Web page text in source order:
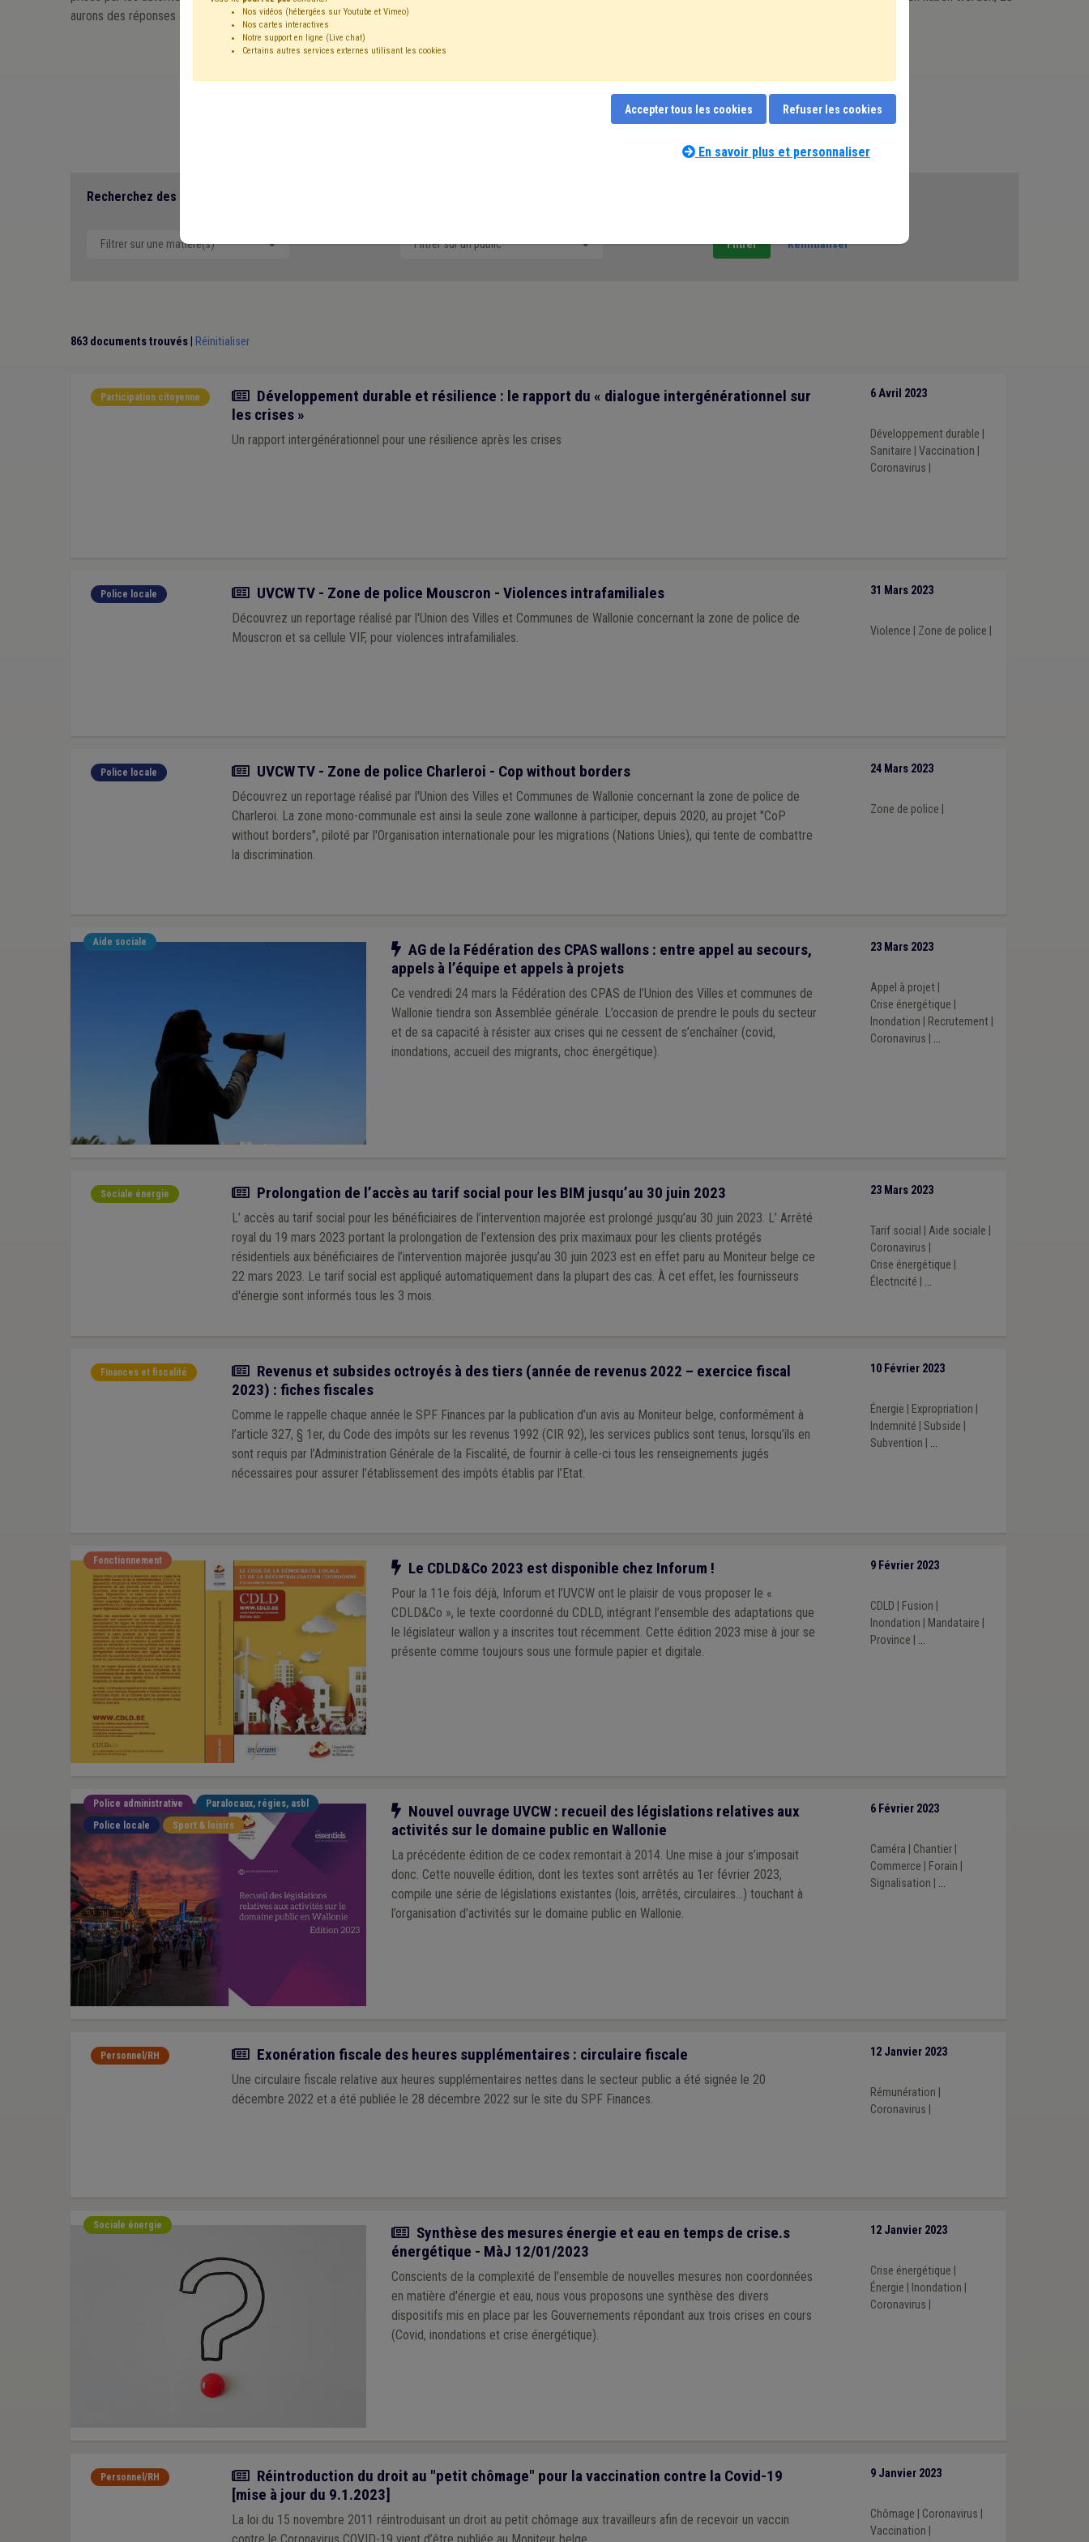
aurons des réponses à relayer.
Je m'abonne
Recherchez des contenus en lien avec le COVID-19 que nous mettons en ligne suite aux mesures prises durant cette période.
Filtrer sur une matière(s) Filtrer sur un public Réinitialiser
863 documents trouvés Réinitialiser
Participation citoyenne Actualité
Développement durable et résilience : le rapport du « dialogue intergénérationnel sur
les crises »
Un rapport intergénérationnel pour une résilience après les crises
6 Avril 2023
Développement durable
Sanitaire Vaccination
Coronavirus
Police locale Actualité
UVCW TV - Zone de police Mouscron - Violences intrafamiliales
Découvrez un reportage réalisé par l'Union des Villes et Communes de Wallonie concernant la zone de police de
Mouscron et sa cellule VIF, pour violences intrafamiliales.
31 Mars 2023
Violence Zone de police
Police locale Actualité
UVCW TV - Zone de police Charleroi - Cop without borders
Découvrez un reportage réalisé par l'Union des Villes et Communes de Wallonie concernant la zone de police de
Charleroi. La zone mono-communale est ainsi la seule zone wallonne à participer, depuis 2020, au projet "CoP
without borders", piloté par l'Organisation internationale pour les migrations (Nations Unies), qui tente de combattre
la discrimination.
24 Mars 2023
Zone de police
Aide sociale Notre action
AG de la Fédération des CPAS wallons : entre appel au secours,
appels à l’équipe et appels à projets
Ce vendredi 24 mars la Fédération des CPAS de l’Union des Villes et communes de
Wallonie tiendra son Assemblée générale. L’occasion de prendre le pouls du secteur
et de sa capacité à résister aux crises qui ne cessent de s’enchaîner (covid,
inondations, accueil des migrants, choc énergétique).
23 Mars 2023
Appel à projet|
Crise énergétique
Inondation
Recrutement|
Coronavirus
...
Sociale énergie Actualité
Prolongation de l’accès au tarif social pour les BIM jusqu’au 30 juin 2023
L’ accès au tarif social pour les bénéficiaires de l’intervention majorée est prolongé jusqu’au 30 juin 2023. L’ Arrêté
royal du 19 mars 2023 portant la prolongation de l’extension des prix maximaux pour les clients protégés
résidentiels aux bénéficiaires de l’intervention majorée jusqu’au 30 juin 2023 est en effet paru au Moniteur belge ce
22 mars 2023. Le tarif social est appliqué automatiquement dans la plupart des cas. À cet effet, les fournisseurs
d'énergie sont informés tous les 3 mois.
23 Mars 2023
Tarif social Aide sociale
Coronavirus
Crise énergétique
Électricité
...
Finances et fiscalité Actualité
Revenus et subsides octroyés à des tiers (année de revenus 2022 – exercice fiscal
2023) : fiches fiscales
Comme le rappelle chaque année le SPF Finances par la publication d’un avis au Moniteur belge, conformément à
l’article 327, § 1er, du Code des impôts sur les revenus 1992 (CIR 92), les services publics sont tenus, lorsqu’ils en
sont requis par l’Administration Générale de la Fiscalité, de fournir à celle-ci tous les renseignements jugés
nécessaires pour assurer l’établissement des impôts établis par l’Etat.
10 Février 2023
Énergie Expropriation
Indemnité Subside
Subvention
...
Fonctionnement Notre action
Le CDLD&Co 2023 est disponible chez Inforum !
Pour la 11e fois déjà, Inforum et l’UVCW ont le plaisir de vous proposer le «
CDLD&Co », le texte coordonné du CDLD, intégrant l’ensemble des adaptations que
le législateur wallon y a inscrites tout récemment. Cette édition 2023 mise à jour se
présente comme toujours sous une formule papier et digitale.
9 Février 2023
CDLD Fusion
Inondation
Mandataire
Province
...
Police administrative
Paralocaux, régies, asbl
Police locale
Sport & loisirs
Notre action
Nouvel ouvrage UVCW : recueil des législations relatives aux
activités sur le domaine public en Wallonie
La précédente édition de ce codex remontait à 2014. Une mise à jour s’imposait
donc. Cette nouvelle édition, dont les textes sont arrêtés au 1er février 2023,
compile une série de législations existantes (lois, arrêtés, circulaires…) touchant à
l’organisation d’activités sur le domaine public en Wallonie.
6 Février 2023
Caméra Chantier|
Commerce
Forain
Signalisation
...
Personnel/RH Actualité
Exonération fiscale des heures supplémentaires : circulaire fiscale
Une circulaire fiscale relative aux heures supplémentaires nettes dans le secteur public a été signée le 20
décembre 2022 et a été publiée le 28 décembre 2022 sur le site du SPF Finances.
12 Janvier 2023
Rémunération
Coronavirus
Sociale énergie Actualité
Synthèse des mesures énergie et eau en temps de crise.s
énergétique - MàJ 12/01/2023
Conscients de la complexité de l'ensemble de nouvelles mesures non coordonnées
en matière d'énergie et eau, nous vous proposons une synthèse des divers
dispositifs mis en place par les Gouvernements répondant aux trois crises en cours
(Covid, inondations et crise énergétique).
12 Janvier 2023
Crise énergétique
Énergie
Inondation
Coronavirus
Personnel/RH Actualité
Réintroduction du droit au "petit chômage" pour la vaccination contre la Covid-19
[mise à jour du 9.1.2023]
La loi du 15 novembre 2011 réintroduisant un droit au petit chômage aux travailleurs afin de recevoir un vaccin
9 Janvier 2023
Chômage Coronavirus
Vaccination
Nos vidéos (hébergées sur Youtube et Vimeo)
Nos cartes interactives
Notre support en ligne (Live chat)
Certains autres services externes utilisant les cookies
Accepter tous les cookies Refuser les cookies
En savoir plus et personnaliser